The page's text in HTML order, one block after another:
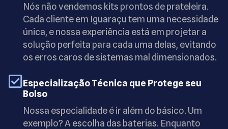
Nós não vendemos kits prontos de prateleira.
Cada cliente em Iguaraçu tem uma necessidade
única, e nossa experiência está em projetar a
solução perfeita para cada uma delas, evitando
os erros caros de sistemas mal dimensionados.
Especialização Técnica que Protege seu
Bolso
Nossa especialidade é ir além do básico. Um
exemplo? A escolha das baterias. Enquanto